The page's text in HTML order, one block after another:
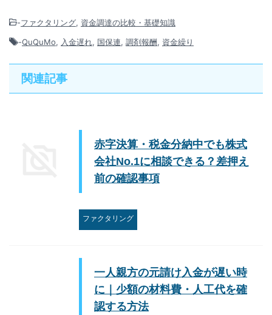
-ファクタリング, 資金調達の比較・基礎知識
-QuQuMo, 入金遅れ, 国保連, 調剤報酬, 資金繰り
関連記事
赤字決算・税金分納中でも株式
会社No.1に相談できる？差押え
前の確認事項
ファクタリング
一人親方の元請け入金が遅い時
に｜少額の材料費・人工代を確
認する方法